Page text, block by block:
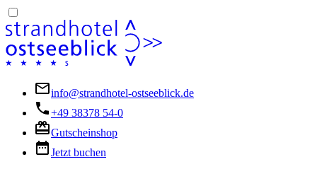
info@strandhotel-ostseeblick.de
+49 38378 54-0
Gutscheinshop
Jetzt buchen